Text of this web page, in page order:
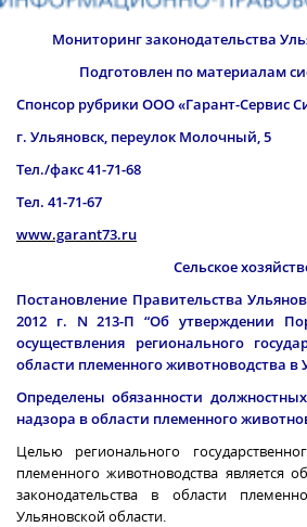
Мониторинг законодательства
Подготовлен по материалам
Спонсор рубрики ООО «Гарант-Сервис
г. Ульяновск, переулок Молочный, 5
Тел./факс 41-71-68
Тел. 41-71-67
www.garant73.ru
Сельское
Постановление Правительства
2012 г. N 213-П “Об утверждении
осуществления регионального
области племенного животноводства в
Определены обязанности
надзора в области племенного
Целью регионального
племенного животноводства является
законодательства в области
Ульяновской области.